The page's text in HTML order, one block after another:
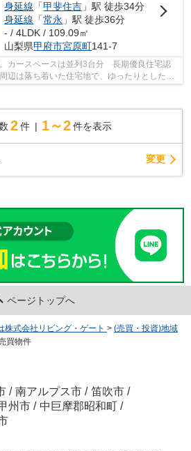
身延線 「甲斐住吉 」駅 徒歩34分
身延線 「常永 」駅 徒歩36分
- / 4LDK / 109.09㎡
山梨県甲府市宮原町141-7
カースペースは並列3台分 長期優良住宅認
辺は落ち着いた住宅地で、ゆったりとした住
2 件 1～2 件を表示
変更
ページトップへ
株式会社リビング・ゲート > (売買・投資)地域
買物件
/ 南アルプス市 / 笛吹市 /
州市 / 中巨摩郡昭和町 /